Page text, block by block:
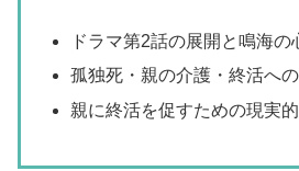
ドラマ第2話の展開と鳴海の
孤独死・親の介護・終活へ
親に終活を促すための現実